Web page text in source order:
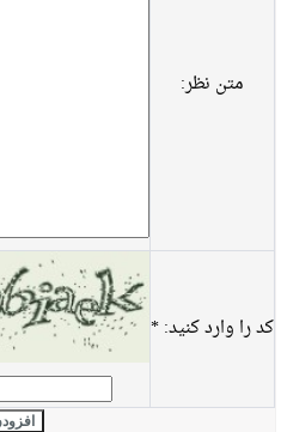
متن نظر:
کد را وارد کنید:*